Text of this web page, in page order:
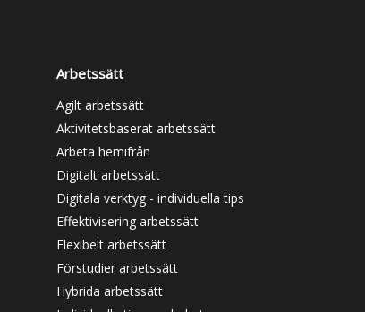
Arbetssätt
Agilt arbetssätt
Aktivitetsbaserat arbetssätt
Arbeta hemifrån
Digitalt arbetssätt
Digitala verktyg - individuella tips
Effektivisering arbetssätt
Flexibelt arbetssätt
Förstudier arbetssätt
Hybrida arbetssätt